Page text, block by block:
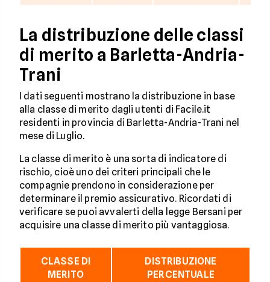
La distribuzione delle classi
di merito a Barletta-Andria-
Trani
I dati seguenti mostrano la distribuzione in base
alla classe di merito dagli utenti di Facile.it
residenti in provincia di Barletta-Andria-Trani nel
mese di Luglio.
La classe di merito è una sorta di indicatore di
rischio, cioè uno dei criteri principali che le
compagnie prendono in considerazione per
determinare il premio assicurativo. Ricordati di
verificare se puoi avvalerti della legge Bersani per
acquisire una classe di merito più vantaggiosa.
CLASSE DI
MERITO
DISTRIBUZIONE
PERCENTUALE